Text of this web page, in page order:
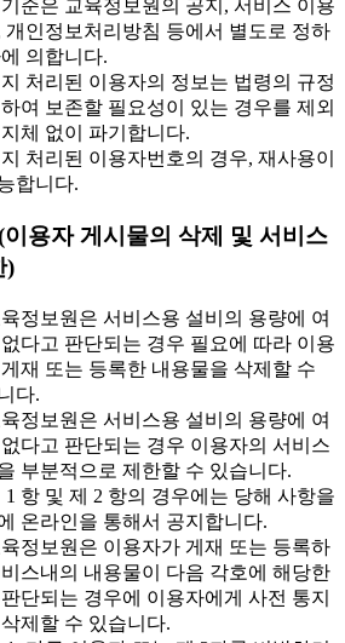
준은 교육정보원의 공지, 서비스 이용
개인정보처리방침 등에서 별도로 정하
의합니다.
처리된 이용자의 정보는 법령의 규정
여 보존할 필요성이 있는 경우를 제외
체 없이 파기합니다.
처리된 이용자번호의 경우, 재사용이
합니다.
이용자 게시물의 삭제 및 서비스
)
정보원은 서비스용 설비의 용량에 여
다고 판단되는 경우 필요에 따라 이용
재 또는 등록한 내용물을 삭제할 수
다.
정보원은 서비스용 설비의 용량에 여
다고 판단되는 경우 이용자의 서비스
부분적으로 제한할 수 있습니다.
항 및 제 2 항의 경우에는 당해 사항을
온라인을 통해서 공지합니다.
정보원은 이용자가 게재 또는 등록하
스내의 내용물이 다음 각호에 해당한
단되는 경우에 이용자에게 사전 통지
제할 수 있습니다.